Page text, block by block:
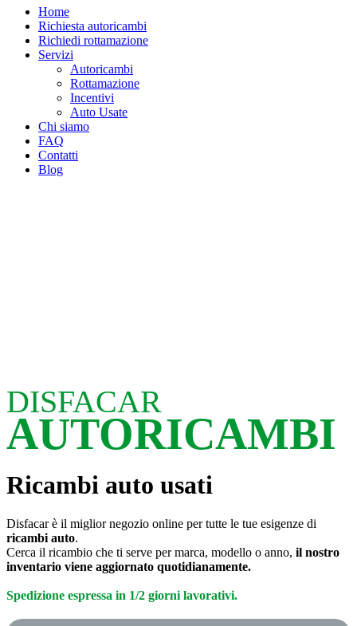
Home
Richiesta autoricambi
Richiedi rottamazione
Servizi
Autoricambi
Rottamazione
Incentivi
Auto Usate
Chi siamo
FAQ
Contatti
Blog
DISFACAR
AUTORICAMBI
Ricambi auto usati
Disfacar è il miglior negozio online per tutte le tue esigenze di
ricambi auto.
Cerca il ricambio che ti serve per marca, modello o anno, il nostro
inventario viene aggiornato quotidianamente.
Spedizione espressa in 1/2 giorni lavorativi.